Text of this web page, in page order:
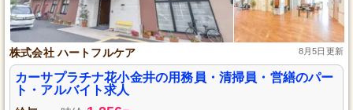
株式会社 ハートフルケア 8月5日更新
カーサプラチナ花小金井の用務員・清掃員・営繕のパー
ト・アルバイト求人